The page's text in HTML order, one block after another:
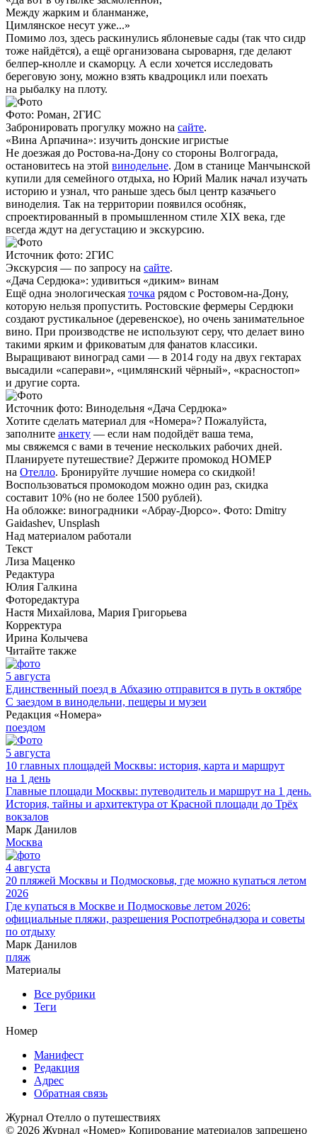
Между жарким и бланманже,
Цимлянское несут уже...»
Помимо лоз, здесь раскинулись яблоневые сады (так что сидр
тоже найдётся), а ещё организована сыроварня, где делают
белпер-кнолле и скаморцу. А если хочется исследовать
береговую зону, можно взять квадроцикл или поехать
на рыбалку на плоту.
Фото: Роман, 2ГИС
Забронировать прогулку можно на сайте.
«Вина Арпачина»: изучить донские игристые
Не доезжая до Ростова-на-Дону со стороны Волгограда,
остановитесь на этой винодельне. Дом в станице Манчынской
купили для семейного отдыха, но Юрий Малик начал изучать
историю и узнал, что раньше здесь был центр казачьего
виноделия. Так на территории появился особняк,
спроектированный в промышленном стиле XIX века, где
всегда ждут на дегустацию и экскурсию.
Источник фото: 2ГИС
Экскурсия — по запросу на сайте.
«Дача Сердюка»: удивиться «диким» винам
Ещё одна энологическая точка рядом с Ростовом-на-Дону,
которую нельзя пропустить. Ростовские фермеры Сердюки
создают рустикальное (деревенское), но очень занимательное
вино. При производстве не используют серу, что делает вино
такими ярким и фриковатым для фанатов классики.
Выращивают виноград сами — в 2014 году на двух гектарах
высадили «саперави», «цимлянский чёрный», «красностоп»
и другие сорта.
Источник фото: Винодельня «Дача Сердюка»
Хотите сделать материал для «Номера»? Пожалуйста,
заполните анкету — если нам подойдёт ваша тема,
мы свяжемся с вами в течение нескольких рабочих дней.
Планируете путешествие? Держите промокод НОМЕР
на Отелло. Бронируйте лучшие номера со скидкой!
Воспользоваться промокодом можно один раз, скидка
составит 10% (но не более 1500 рублей).
На обложке: виноградники «Абрау-Дюрсо». Фото: Dmitry
Gaidashev, Unsplash
Над материалом работали
Текст
Лиза Маценко
Редактура
Юлия Галкина
Фоторедактура
Настя Михайлова, Мария Григорьева
Корректура
Ирина Колычева
Читайте также
5 августа
Единственный поезд в Абхазию отправится в путь в октябре
С заездом в винодельни, пещеры и музеи
Редакция «Номера»
поездом
5 августа
10 главных площадей Москвы: история, карта и маршрут
на 1 день
Главные площади Москвы: путеводитель и маршрут на 1 день.
История, тайны и архитектура от Красной площади до Трёх
вокзалов
Марк Данилов
Москва
4 августа
20 пляжей Москвы и Подмосковья, где можно купаться летом
2026
Где купаться в Москве и Подмосковье летом 2026:
официальные пляжи, разрешения Роспотребнадзора и советы
по отдыху
Марк Данилов
пляж
Материалы
Все рубрики
Теги
Номер
Манифест
Редакция
Адрес
Обратная связь
Журнал Отелло о путешествиях
© 2026 Журнал «Номер» Копирование материалов запрещено